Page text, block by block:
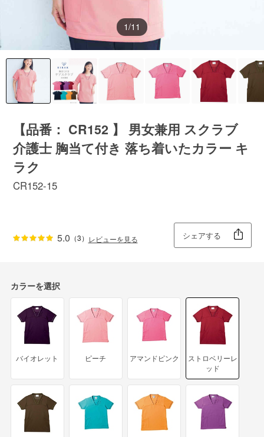
1/11
【品番： CR152 】 男女兼用 スクラブ
介護士 胸当て付き 落ち着いたカラー キ
ラク
CR152-15
5.0 （3） レビューを見る シェアする
カラーを選択
バイオレット ピーチ アマンドピンク
ストロベリーレ
ッド